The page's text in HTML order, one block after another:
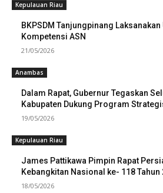
Kepulauan Riau
BKPSDM Tanjungpinang
Kompetensi ASN
21/05/2026
Anambas
Dalam Rapat, Gubernur Tegaskan
Kabupaten Dukung Program
19/05/2026
Kepulauan Riau
James Pattikawa Pimpin Rapat
Kebangkitan Nasional ke- 118 Tahun
18/05/2026